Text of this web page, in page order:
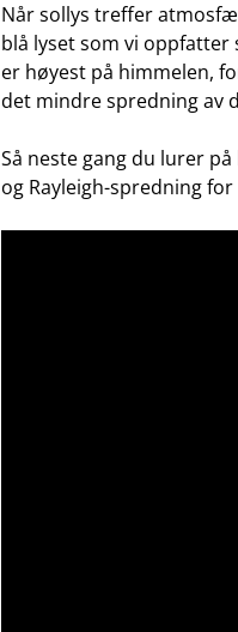
Når sollys treffer​
blå ‌lyset‍ som vi
er høyest på himmelen,
det mindre spredning av
Så⁣ neste gang du lurer
og Rayleigh-spredning